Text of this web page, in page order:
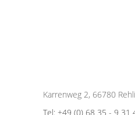
Karrenweg 2, 66780
Tel: +49 (0) 68 35 - 9 31